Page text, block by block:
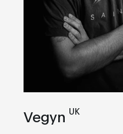
Vegyn UK